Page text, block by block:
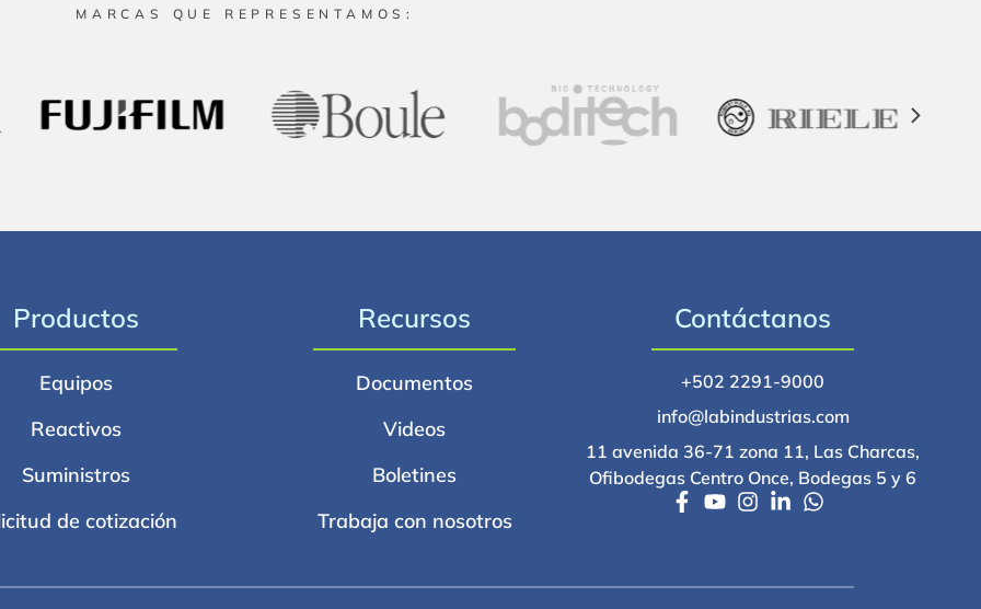
MARCAS QUE REPRESENTAMOS:
Productos
Equipos
Reactivos
Suministros
de cotización
Recursos
Documentos
Videos
Boletines
Trabaja con nosotros
Contáctanos
+502 2291-9000
info@labindustrias.com
11 avenida 36-71 zona 11, Las Charcas,
Ofibodegas Centro Once, Bodegas 5 y 6